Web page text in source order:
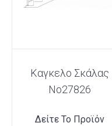
Καγκελο Σκάλας
Νο27826
Δείτε Το Προϊόν